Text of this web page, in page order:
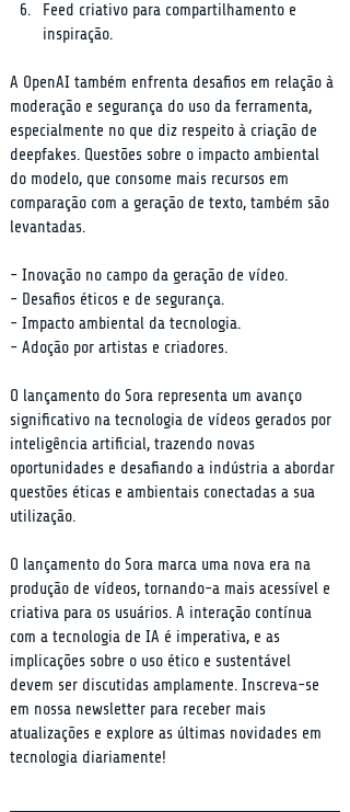
Feed criativo para compartilhamento e
inspiração.
A OpenAI também enfrenta desafios em relação à
moderação e segurança do uso da ferramenta,
especialmente no que diz respeito à criação de
deepfakes. Questões sobre o impacto ambiental
do modelo, que consome mais recursos em
comparação com a geração de texto, também são
levantadas.
- Inovação no campo da geração de vídeo.
- Desafios éticos e de segurança.
- Impacto ambiental da tecnologia.
- Adoção por artistas e criadores.
O lançamento do Sora representa um avanço
significativo na tecnologia de vídeos gerados por
inteligência artificial, trazendo novas
oportunidades e desafiando a indústria a abordar
questões éticas e ambientais conectadas a sua
utilização.
O lançamento do Sora marca uma nova era na
produção de vídeos, tornando-a mais acessível e
criativa para os usuários. A interação contínua
com a tecnologia de IA é imperativa, e as
implicações sobre o uso ético e sustentável
devem ser discutidas amplamente. Inscreva-se
em nossa newsletter para receber mais
atualizações e explore as últimas novidades em
tecnologia diariamente!